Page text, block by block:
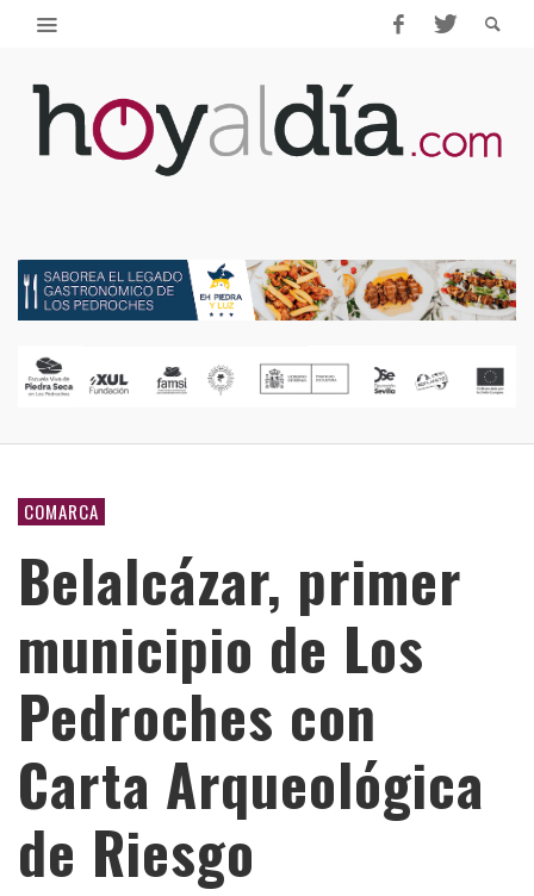
COMARCA
Belalcázar, primer
municipio de Los
Pedroches con
Carta Arqueológica
de Riesgo